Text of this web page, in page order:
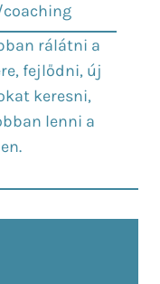
rálátni a
fejlődni, új
keresni,
lenni a